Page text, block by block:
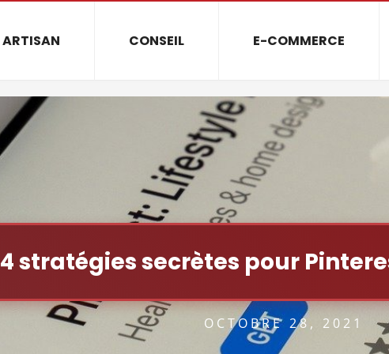
ARTISAN CONSEIL E-COMMERCE
4 stratégies secrètes pour
OCTOBRE 28, 2021